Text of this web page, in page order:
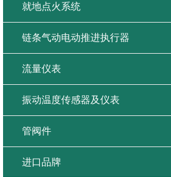
就地点火系统
链条气动电动推进执行器
流量仪表
振动温度传感器及仪表
管阀件
进口品牌